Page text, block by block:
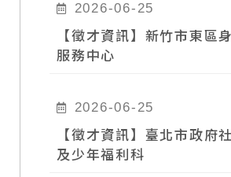
2026-06-25
【徵才資訊】新竹市東區
服務中心
2026-06-25
【徵才資訊】臺北市政府
及少年福利科